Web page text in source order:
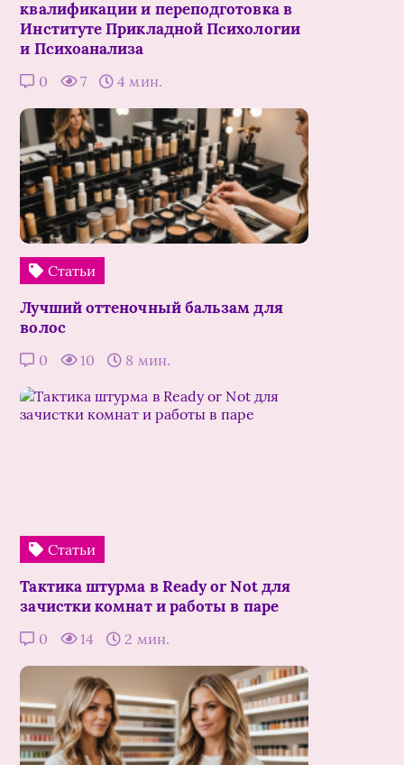
квалификации и переподготовка в
Институте Прикладной Психологии
и Психоанализа
0 7 4 мин.
Статьи
Лучший оттеночный бальзам для
волос
0 10 8 мин.
Статьи
Тактика штурма в Ready or Not для
зачистки комнат и работы в паре
0 14 2 мин.